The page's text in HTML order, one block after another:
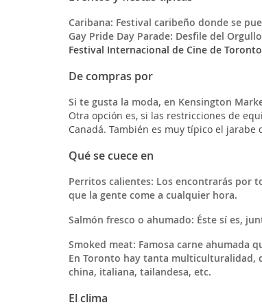
Caribana: Festival caribeño donde se
Gay Pride Day Parade: Desfile del
Festival Internacional de Cine de Toronto
De compras por
Si te gusta la moda, en Kensington
Otra opción es, si las restricciones de
Canadá. También es muy típico el
Qué se cuece en
Perritos calientes: Los encontrarás por
que la gente come a cualquier hora.
Salmón fresco o ahumado: Éste sí es,
Smoked meat: Famosa carne ahumada
En Toronto hay tanta multiculturalidad,
china, italiana, tailandesa, etc.
El clima